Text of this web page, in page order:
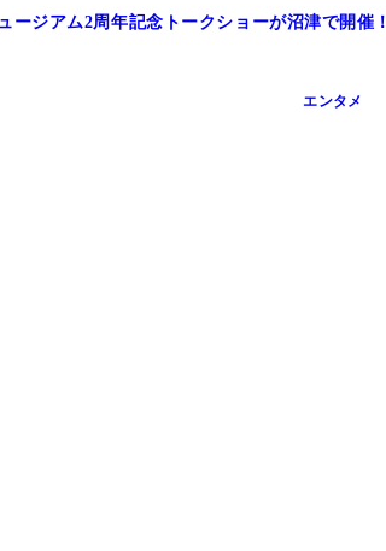
ジアム2周年記念トークショーが沼津で開催！
エンタメ